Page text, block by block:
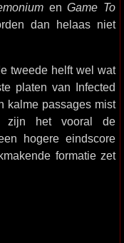
enGame To
dan helaas niet
tweede helft wel wat
platen van Infected
kalme passages mist
zijn het vooral de
hogere eindscore
formatie zet